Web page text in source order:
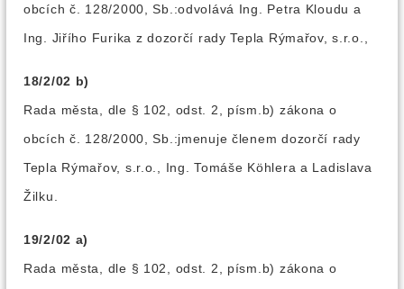
obcích č. 128/2000, Sb.:odvolává Ing. Petra Kloudu a
Ing. Jiřího Furika z dozorčí rady Tepla Rýmařov, s.r.o.,
18/2/02 b)
Rada města, dle § 102, odst. 2, písm.b) zákona o
obcích č. 128/2000, Sb.:jmenuje členem dozorčí rady
Tepla Rýmařov, s.r.o., Ing. Tomáše Köhlera a Ladislava
Žilku.
19/2/02 a)
Rada města, dle § 102, odst. 2, písm.b) zákona o